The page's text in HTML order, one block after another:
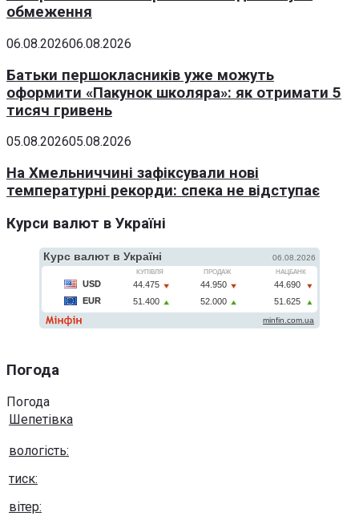
обмеження
06.08.202606.08.2026
Батьки першокласників уже можуть
оформити «Пакунок школяра»: як отримати 5
тисяч гривень
05.08.202605.08.2026
На Хмельниччині зафіксували нові
температурні рекорди: спека не відступає
Курси валют в Україні
Погода
Погода
Шепетівка
вологість:
тиск:
вітер: